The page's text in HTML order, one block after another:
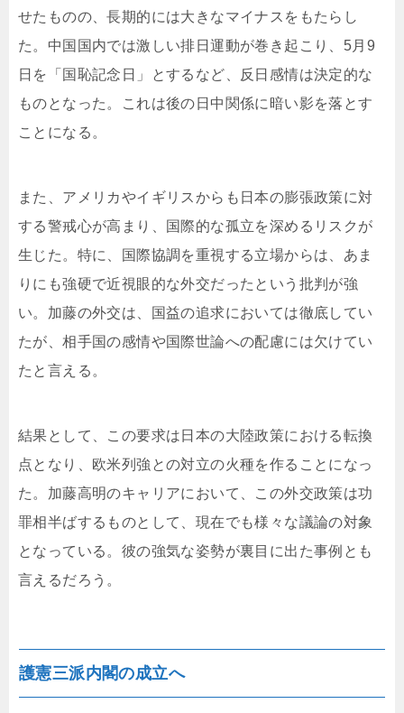
せたものの、長期的には大きなマイナスをもたらし
た。中国国内では激しい排日運動が巻き起こり、5月9
日を「国恥記念日」とするなど、反日感情は決定的な
ものとなった。これは後の日中関係に暗い影を落とす
ことになる。
また、アメリカやイギリスからも日本の膨張政策に対
する警戒心が高まり、国際的な孤立を深めるリスクが
生じた。特に、国際協調を重視する立場からは、あま
りにも強硬で近視眼的な外交だったという批判が強
い。加藤の外交は、国益の追求においては徹底してい
たが、相手国の感情や国際世論への配慮には欠けてい
たと言える。
結果として、この要求は日本の大陸政策における転換
点となり、欧米列強との対立の火種を作ることになっ
た。加藤高明のキャリアにおいて、この外交政策は功
罪相半ばするものとして、現在でも様々な議論の対象
となっている。彼の強気な姿勢が裏目に出た事例とも
言えるだろう。
護憲三派内閣の成立へ